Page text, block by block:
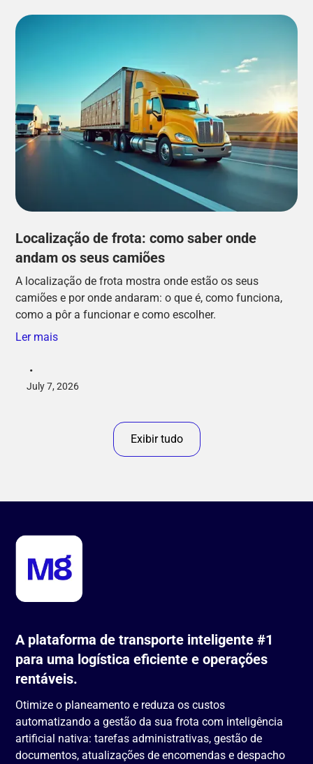
Localização de frota: como saber onde
andam os seus camiões
A localização de frota mostra onde estão os seus
camiões e por onde andaram: o que é, como funciona,
como a pôr a funcionar e como escolher.
Ler mais
•
July 7, 2026
Exibir tudo
A plataforma de transporte inteligente #1
para uma logística eficiente e operações
rentáveis.
Otimize o planeamento e reduza os custos
automatizando a gestão da sua frota com inteligência
artificial nativa: tarefas administrativas, gestão de
documentos, atualizações de encomendas e despacho